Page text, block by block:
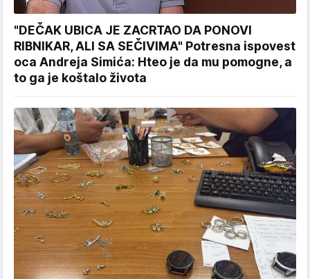
"DEČAK UBICA JE ZACRTAO DA PONOVI
RIBNIKAR, ALI SA SEČIVIMA" Potresna ispovest
oca Andreja Simića: Hteo je da mu pomogne, a
to ga je koštalo života